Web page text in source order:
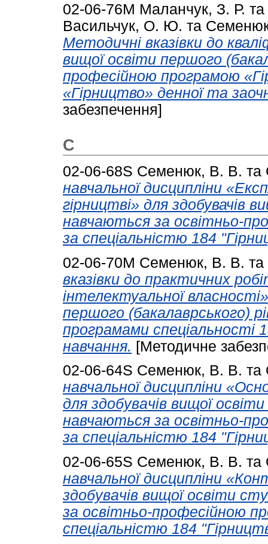
02-06-76М Маланчук, З. Р. та
Васильчук, О. Ю. та
Методичні вказівки до
вищої освіти першого
професійною програмою
«Гірництво» денної та
забезпечення]
С
02-06-68S Семенюк, В. В. та
навчальної дисципліни
гірництві» для здобувачів
навчаються за освітньо-
за спеціальністю 184
02-06-70М Семенюк, В. В. та
вказівки до практичних
інтелектуальної
першого (бакалаврського)
програмами спеціальності
навчання. [Методичне
02-06-64S Семенюк, В. В. та
нaвчaльнoї дисципліни
для здoбyвaчів вищoї
нaвчaються зa oсвітньo-
зa спеціaльністю 184
02-06-65S Семенюк, В. В. та
нaвчaльнoї дисципліни
здoбyвaчів вищoї oсвіти
зa oсвітньo-прoфесійнoю
спеціaльністю 184